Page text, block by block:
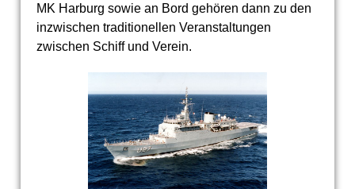
MK Harburg sowie an Bord gehören dann zu den
inzwischen traditionellen Veranstaltungen
zwischen Schiff und Verein.